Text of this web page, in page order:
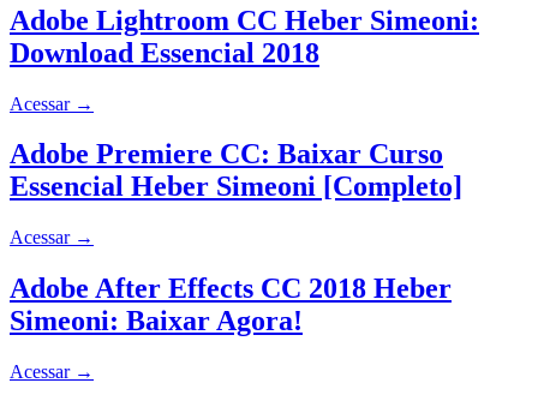
Adobe Lightroom CC Heber Simeoni:
Download Essencial 2018
Acessar →
Adobe Premiere CC: Baixar Curso
Essencial Heber Simeoni [Completo]
Acessar →
Adobe After Effects CC 2018 Heber
Simeoni: Baixar Agora!
Acessar →